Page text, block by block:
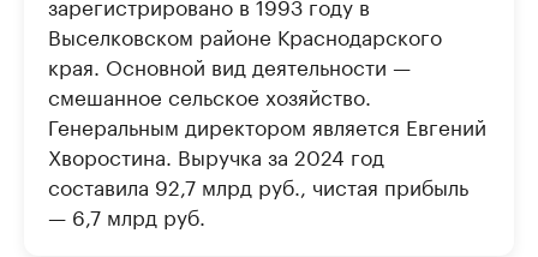
Выселковском районе Краснодарского
края. Основной вид деятельности —
смешанное сельское хозяйство.
Генеральным директором является Евгений
Хворостина. Выручка за 2024 год
составила 92,7 млрд руб., чистая прибыль
— 6,7 млрд руб.